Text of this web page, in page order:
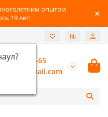
опытом
19 лет!
?22-41-65